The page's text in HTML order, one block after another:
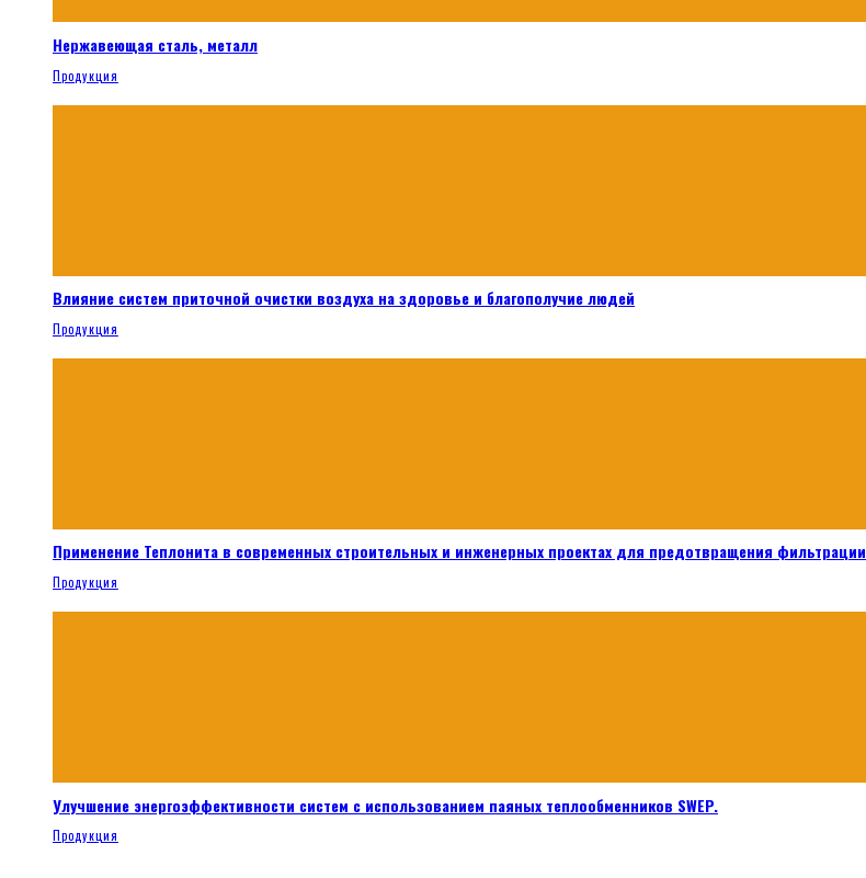
Нержавеющая сталь, металл
Продукция
Влияние систем приточной очистки воздуха на здоровье и благополучие людей
Продукция
Применение Теплонита в современных строительных и инженерных проектах для предотвращения фильтрации
Продукция
Улучшение энергоэффективности систем с использованием паяных теплообменников SWEP.
Продукция